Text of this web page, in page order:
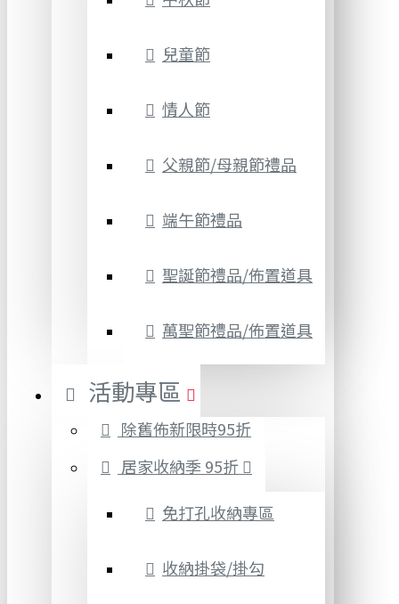
兒童節
情人節
父親節/母親節禮品
端午節禮品
聖誕節禮品/佈置道具
萬聖節禮品/佈置道具
活動專區
除舊佈新限時95折
居家收納季 95折
免打孔收納專區
收納掛袋/掛勾